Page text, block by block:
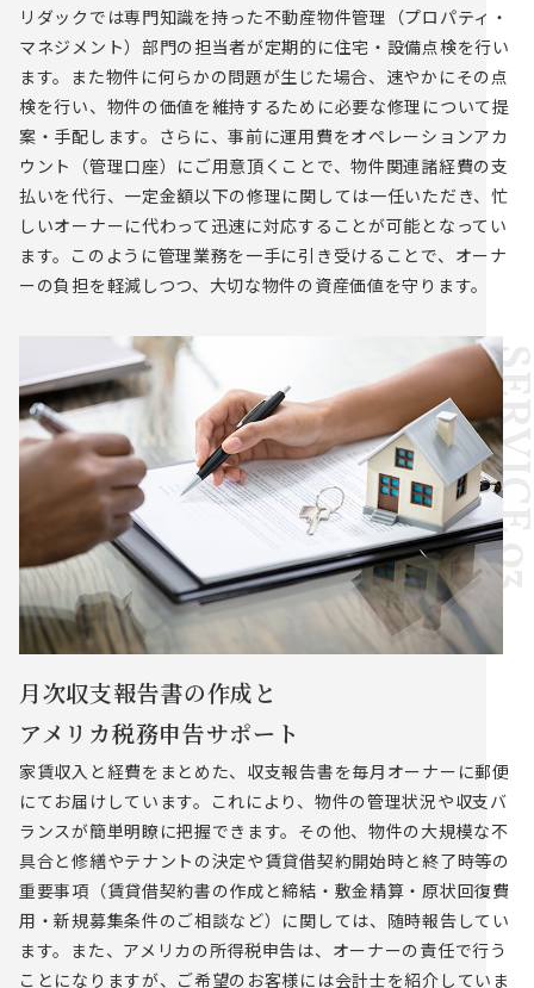
リダックでは専門知識を持った不動産物件管理（プロパティ・
マネジメント）部門の担当者が定期的に住宅・設備点検を行い
ます。また物件に何らかの問題が生じた場合、速やかにその点
検を行い、物件の価値を維持するために必要な修理について提
案・手配します。さらに、事前に運用費をオペレーションアカ
ウント（管理口座）にご用意頂くことで、物件関連諸経費の支
払いを代行、一定金額以下の修理に関しては一任いただき、忙
しいオーナーに代わって迅速に対応することが可能となってい
ます。このように管理業務を一手に引き受けることで、オーナ
ーの負担を軽減しつつ、大切な物件の資産価値を守ります。
月次収支報告書の作成と
アメリカ税務申告サポート
家賃収入と経費をまとめた、収支報告書を毎月オーナーに郵便
にてお届けしています。これにより、物件の管理状況や収支バ
ランスが簡単明瞭に把握できます。その他、物件の大規模な不
具合と修繕やテナントの決定や賃貸借契約開始時と終了時等の
重要事項（賃貸借契約書の作成と締結・敷金精算・原状回復費
用・新規募集条件のご相談など）に関しては、随時報告してい
ます。また、アメリカの所得税申告は、オーナーの責任で行う
ことになりますが、ご希望のお客様には会計士を紹介していま